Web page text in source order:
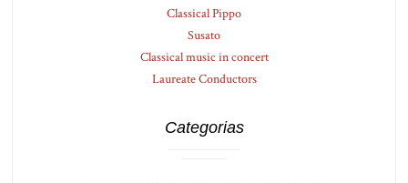
Classical Pippo
Susato
Classical music in concert
Laureate Conductors
Categorias